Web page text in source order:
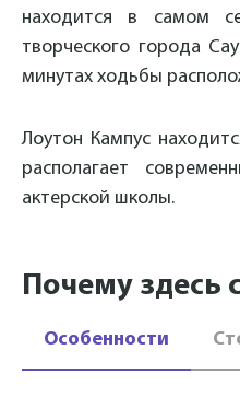
находится в самом
творческого города
минутах ходьбы
Лоутон Кампус
располагает
актерской школы.
Почему здесь
Особенности